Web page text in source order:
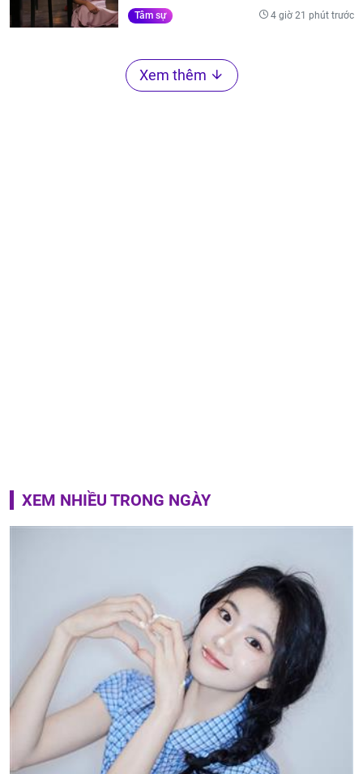
Tâm sự 4 giờ 21 phút trước
Xem thêm
XEM NHIỀU TRONG NGÀY